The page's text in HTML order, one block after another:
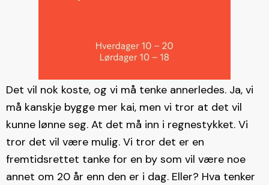
Det vil nok koste, og vi må tenke annerledes. Ja, vi
må kanskje bygge mer kai, men vi tror at det vil
kunne lønne seg. At det må inn i regnestykket. Vi
tror det vil være mulig. Vi tror det er en
fremtidsrettet tanke for en by som vil være noe
annet om 20 år enn den er i dag. Eller? Hva tenker